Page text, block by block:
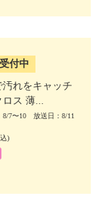
付中
れをキャッチ
ロス 薄...
8/7〜10 放送日：8/11
)